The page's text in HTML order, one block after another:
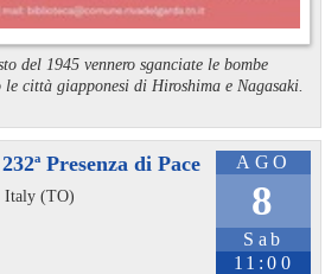
del 1945 vennero sganciate le bombe
città giapponesi di Hiroshima e Nagasaki.
AGO
8
Sab
11:00
Presenza di Pace
Italy (TO)